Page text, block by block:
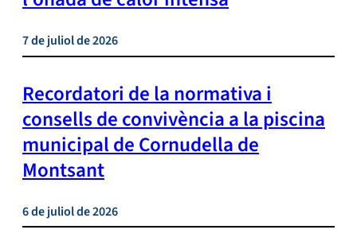
7 de juliol de 2026
Recordatori de la normativa i
consells de convivència a la piscina
municipal de Cornudella de
Montsant
6 de juliol de 2026